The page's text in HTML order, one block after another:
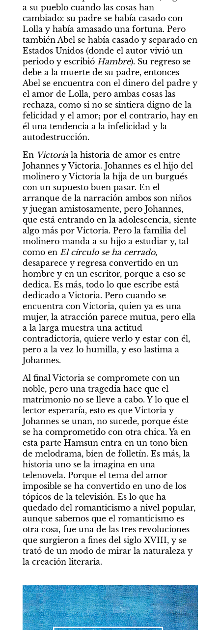
a su pueblo cuando las cosas han
cambiado: su padre se había casado con
Lolla y había amasado una fortuna. Pero
también Abel se había casado y separado en
Estados Unidos (donde el autor vivió un
periodo y escribió Hambre). Su regreso se
debe a la muerte de su padre, entonces
Abel se encuentra con el dinero del padre y
el amor de Lolla, pero ambas cosas las
rechaza, como si no se sintiera digno de la
felicidad y el amor; por el contrario, hay en
él una tendencia a la infelicidad y la
autodestrucción.
En Victoria la historia de amor es entre
Johannes y Victoria. Johannes es el hijo del
molinero y Victoria la hija de un burgués
con un supuesto buen pasar. En el
arranque de la narración ambos son niños
y juegan amistosamente, pero Johannes,
que está entrando en la adolescencia, siente
algo más por Victoria. Pero la familia del
molinero manda a su hijo a estudiar y, tal
como en El círculo se ha cerrado,
desaparece y regresa convertido en un
hombre y en un escritor, porque a eso se
dedica. Es más, todo lo que escribe está
dedicado a Victoria. Pero cuando se
encuentra con Victoria, quien ya es una
mujer, la atracción parece mutua, pero ella
a la larga muestra una actitud
contradictoria, quiere verlo y estar con él,
pero a la vez lo humilla, y eso lastima a
Johannes.
Al final Victoria se compromete con un
noble, pero una tragedia hace que el
matrimonio no se lleve a cabo. Y lo que el
lector esperaría, esto es que Victoria y
Johannes se unan, no sucede, porque éste
se ha comprometido con otra chica. Ya en
esta parte Hamsun entra en un tono bien
de melodrama, bien de folletín. Es más, la
historia uno se la imagina en una
telenovela. Porque el tema del amor
imposible se ha convertido en uno de los
tópicos de la televisión. Es lo que ha
quedado del romanticismo a nivel popular,
aunque sabemos que el romanticismo es
otra cosa, fue una de las tres revoluciones
que surgieron a fines del siglo XVIII, y se
trató de un modo de mirar la naturaleza y
la creación literaria.